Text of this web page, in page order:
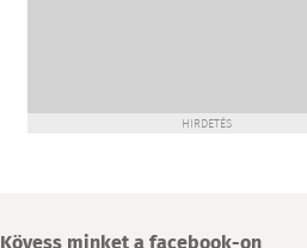
HIRDETÉS